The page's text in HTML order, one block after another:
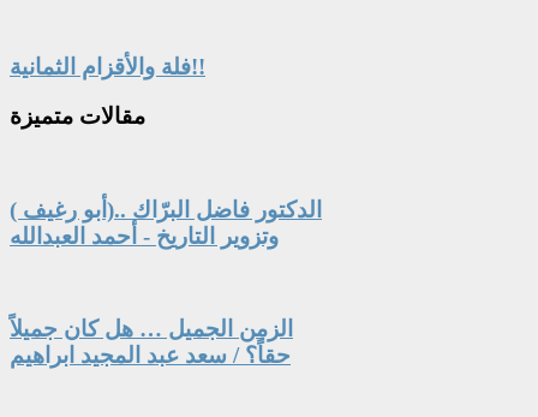
فلة والأقزام الثمانية!!
مقالات متميزة
الدكتور فاضل البرّاك ..(أبو رغيف )
وتزوير التاريخ - أحمد العبدالله
الزمن الجميل … هل كان جميلاً
حقاً؟ / سعد عبد المجيد ابراهيم